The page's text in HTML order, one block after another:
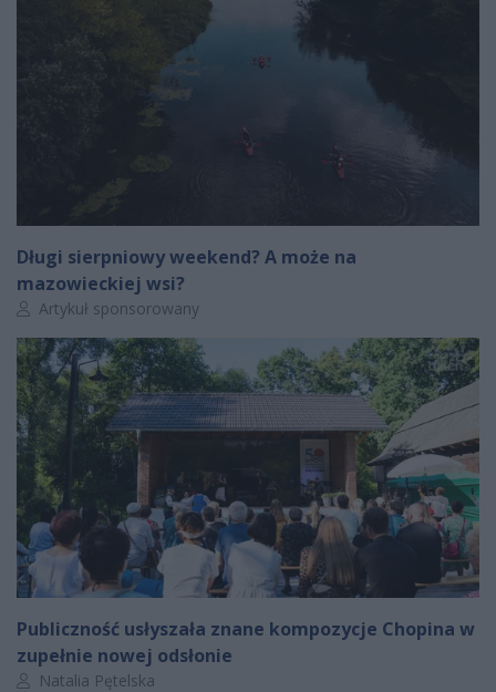
Długi sierpniowy weekend? A może na
mazowieckiej wsi?
Autor artykułu:
Artykuł sponsorowany
Publiczność usłyszała znane kompozycje Chopina w
zupełnie nowej odsłonie
Autor artykułu:
Natalia Pętelska